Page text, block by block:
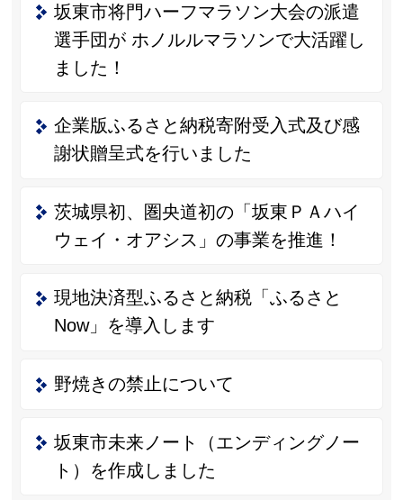
坂東市将門ハーフマラソン大会の派遣
選手団が ホノルルマラソンで大活躍し
ました！
企業版ふるさと納税寄附受入式及び感
謝状贈呈式を行いました
茨城県初、圏央道初の「坂東ＰＡハイ
ウェイ・オアシス」の事業を推進！
現地決済型ふるさと納税「ふるさと
Now」を導入します
野焼きの禁止について
坂東市未来ノート（エンディングノー
ト）を作成しました